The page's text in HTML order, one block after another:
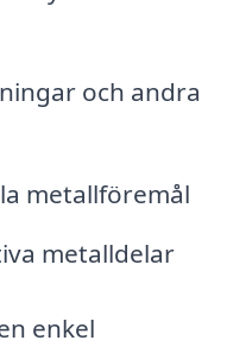
och andra
metallföremål
metalldelar
enkel